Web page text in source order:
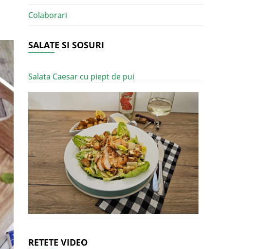
Colaborari
SALATE SI SOSURI
Salata Caesar cu piept de pui
RETETE VIDEO